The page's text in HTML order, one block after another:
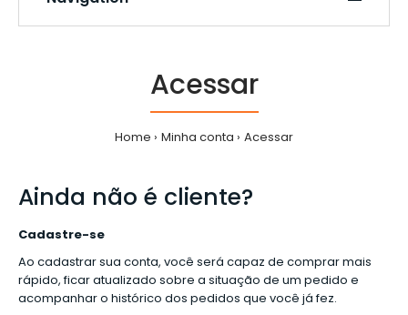
Acessar
Home Minha conta Acessar
Ainda não é cliente?
Cadastre-se
Ao cadastrar sua conta, você será capaz de comprar mais
rápido, ficar atualizado sobre a situação de um pedido e
acompanhar o histórico dos pedidos que você já fez.